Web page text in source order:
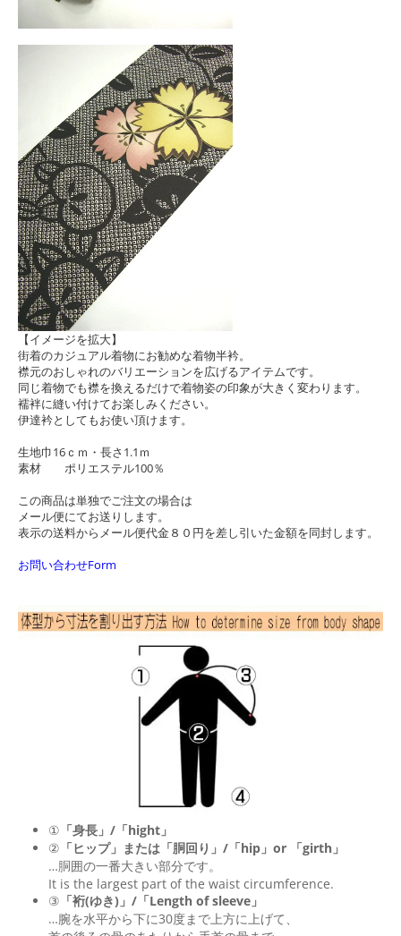
【イメージを拡大】
街着のカジュアル着物にお勧めな着物半衿。
襟元のおしゃれのバリエーションを広げるアイテムです。
同じ着物でも襟を換えるだけで着物姿の印象が大きく変わります。
襦袢に縫い付けてお楽しみください。
伊達衿としてもお使い頂けます。
生地巾16ｃｍ・長さ1.1ｍ
素材 ポリエステル100％
この商品は単独でご注文の場合は
メール便にてお送りします。
表示の送料からメール便代金８０円を差し引いた金額を同封します。
お問い合わせForm
① 「身長」/「hight」
② 「ヒップ」または「胴回り」/「hip 」or 「girth 」
…胴囲の一番大きい部分です。
It is the largest part of the waist circumference.
③ 「裄(ゆき)」/「Length of sleeve」
…腕を水平から下に30度まで上方に上げて、